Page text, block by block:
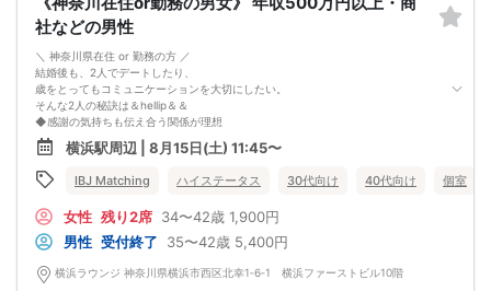
社などの男性
＼ 神奈川県在住 or 勤務の方 ／
結婚後も、2人でデートしたり、
歳をとってもコミュニケーションを大切にしたい。
そんな2人の秘訣は＆hellip＆＆
◆感謝の気持ちも伝え合う関係が理想
相手の変化や様子に気づける
◆何事もポジティブに考えたい
前向きになれたり温かい気持ちになれる
そんなお相手と
結婚後も、2人でデートしたり、
歳をとってもコミュニケーションを大切に。
横浜駅周辺 | 8月15日(土) 11:45〜
IBJ Matching ハイステータス 30代向け 40代向け 個室
女性 残り2席 34〜42歳 1,900円
男性 受付終了 35〜42歳 5,400円
横浜ラウンジ 神奈川県横浜市西区北幸1‐6‐1 横浜ファーストビル10階